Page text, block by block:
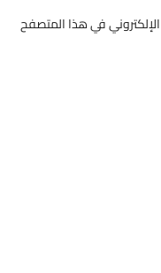
في هذا المتصفح